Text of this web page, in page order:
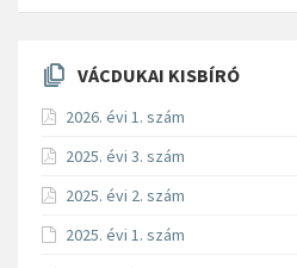
VÁCDUKAI KISBÍRÓ
2026. évi 1. szám
2025. évi 3. szám
2025. évi 2. szám
2025. évi 1. szám